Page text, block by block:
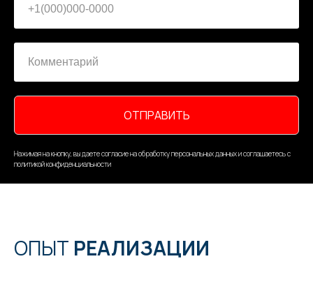
ОТПРАВИТЬ
Нажимая на кнопку, вы даете согласие на обработку персональных данных и соглашаетесь c
политикой конфиденциальности
ОПЫТ РЕАЛИЗАЦИИ